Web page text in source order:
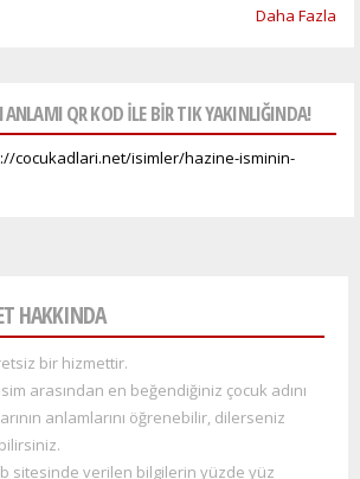
Daha Fazla
QR KOD ILE BIR TIK YAKINLIĞINDA!
HAKKINDA
bir hizmettir.
arasından en beğendiğiniz çocuk adını
anlamlarını öğrenebilir, dilerseniz
sitesinde verilen bilgilerin yüzde yüz